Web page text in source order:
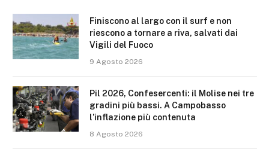
Finiscono al largo con il surf e non
riescono a tornare a riva, salvati dai
Vigili del Fuoco
9 Agosto 2026
Pil 2026, Confesercenti: il Molise nei tre
gradini più bassi. A Campobasso
l’inflazione più contenuta
8 Agosto 2026